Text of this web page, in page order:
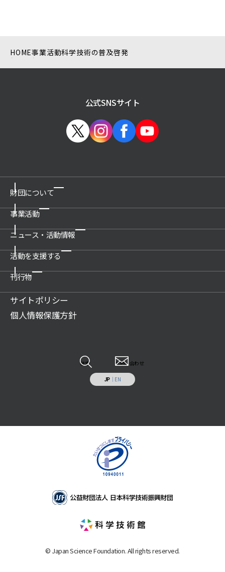
HOME事業活動科学技術の普及啓発
公式SNSサイト
財団について
ご挨拶
概要
沿革
関連団体
アクセス
事業活動
博物館の運営管理・プロデュース
科学技術館
所沢航空発祥記念館
展示物の貸出（巡回展示物）
科学技術系人材の育成
情報システムの受託開発と運用業務
ニュース・活動情報
新着情報一覧
プレスリリース
活動情報
広報誌記事
活動を支援する
ご支援のお願い
賛助会について
ご遺贈のご案内
刊行物
財団案内
JSF TODAY
サイトポリシー
個人情報保護方針
JP｜ EN
検索 お問い合わせ
© Japan Science Foundation. All rights reserved.